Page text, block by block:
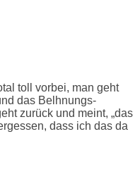
toll vorbei, man geht
das Belhnungs-
zurück und meint, „das
dass ich das da